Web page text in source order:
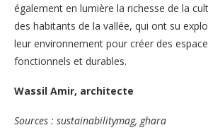
également en lumière la richesse de la
des habitants de la vallée, qui ont su
leur environnement pour créer des
fonctionnels et durables.
Wassil Amir, architecte
Sources : sustainabilitymag, ghara